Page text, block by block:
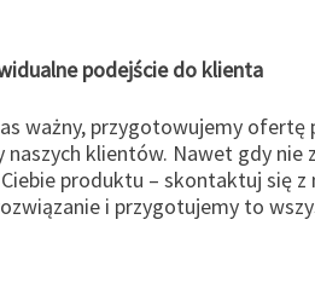
podejście do klienta
ważny, przygotowujemy ofertę
klientów. Nawet gdy nie
produktu – skontaktuj się z
i przygotujemy to